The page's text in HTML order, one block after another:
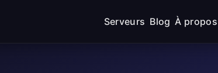
Serveurs Blog À propos